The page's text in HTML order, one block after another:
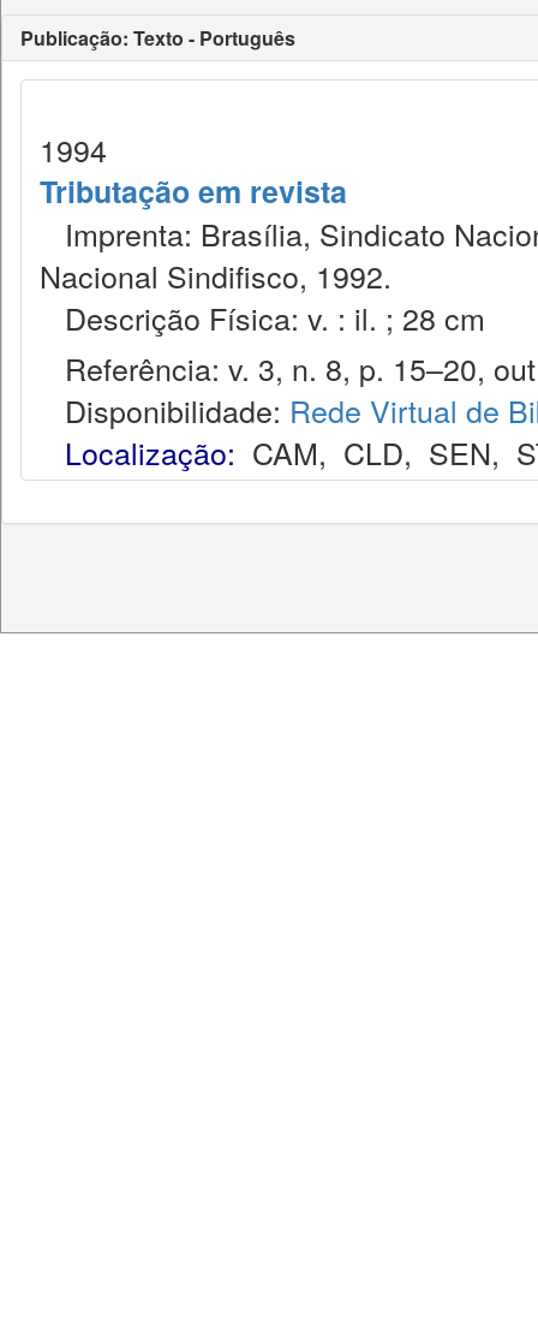
Publicação: Texto - Português
1994
Tributação em revista
Imprenta: Brasília, Sindicato
Nacional Sindifisco, 1992.
Descrição Física: v. : il. ; 28 cm
Referência: v. 3, n. 8, p. 15–20,
Disponibilidade: Rede Virtual de
Localização: CAM, CLD, SEN,